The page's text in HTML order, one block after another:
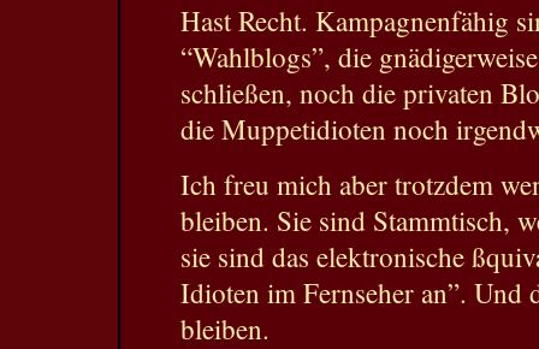
Hast Recht. Kampagnenfähig
“Wahlblogs”, die
schließen, noch die privaten
die Muppetidioten noch
Ich freu mich aber trotzdem
bleiben. Sie sind Stammtisch,
sie sind das elektronische
Idioten im Fernseher an”. Und
bleiben.